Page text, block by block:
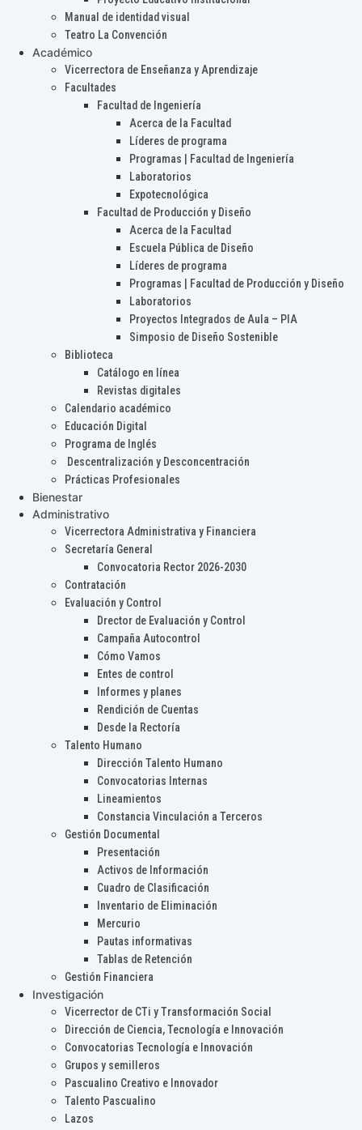
Manual de identidad visual
Teatro La Convención
Académico
Vicerrectora de Enseñanza y Aprendizaje
Facultades
Facultad de Ingeniería
Acerca de la Facultad
Líderes de programa
Programas | Facultad de Ingeniería
Laboratorios
Expotecnológica
Facultad de Producción y Diseño
Acerca de la Facultad
Escuela Pública de Diseño
Líderes de programa
Programas | Facultad de Producción y Diseño
Laboratorios
Proyectos Integrados de Aula – PIA
Simposio de Diseño Sostenible
Biblioteca
Catálogo en línea
Revistas digitales
Calendario académico
Educación Digital
Programa de Inglés
Descentralización y Desconcentración
Prácticas Profesionales
Bienestar
Administrativo
Vicerrectora Administrativa y Financiera
Secretaría General
Convocatoria Rector 2026-2030
Contratación
Evaluación y Control
Drector de Evaluación y Control
Campaña Autocontrol
Cómo Vamos
Entes de control
Informes y planes
Rendición de Cuentas
Desde la Rectoría
Talento Humano
Dirección Talento Humano
Convocatorias Internas
Lineamientos
Constancia Vinculación a Terceros
Gestión Documental
Presentación
Activos de Información
Cuadro de Clasificación
Inventario de Eliminación
Mercurio
Pautas informativas
Tablas de Retención
Gestión Financiera
Investigación
Vicerrector de CTi y Transformación Social
Dirección de Ciencia, Tecnología e Innovación
Convocatorias Tecnología e Innovación
Grupos y semilleros
Pascualino Creativo e Innovador
Talento Pascualino
Lazos